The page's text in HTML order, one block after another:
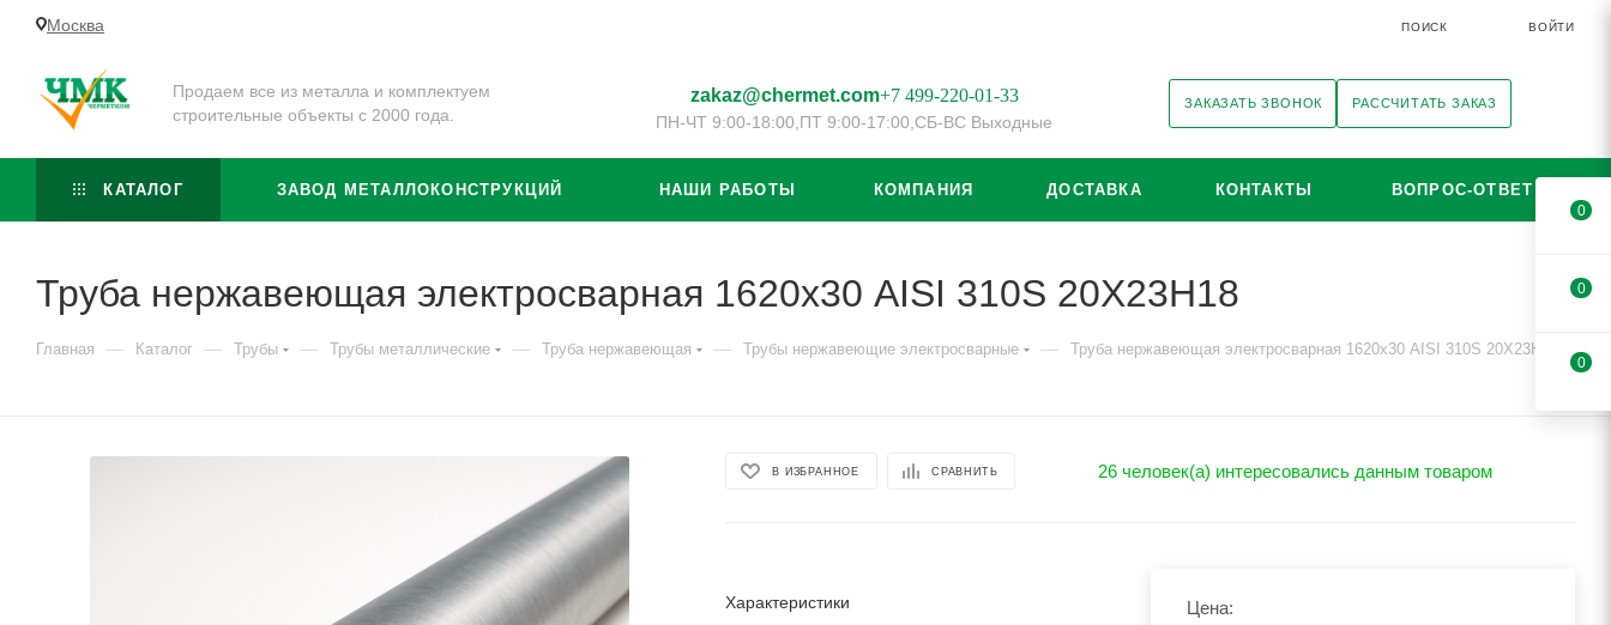
Москва ПОИСК ВОЙТИ
Продаем все из металла и комплектуем
строительные объекты с 2000 года.
zakaz@chermet.com+7 499-220-01-33
ПН-ЧТ 9:00-18:00, ПТ 9:00-17:00, СБ-ВС Выходные
ЗАКАЗАТЬ ЗВОНОК РАССЧИТАТЬ ЗАКАЗ
КАТАЛОГ ЗАВОД МЕТАЛЛОКОНСТРУКЦИЙ НАШИ РАБОТЫ КОМПАНИЯ ДОСТАВКА КОНТАКТЫ ВОПРОС-ОТВЕТ
Труба нержавеющая электросварная 1620х30 AISI 310S 20Х23Н18
Главная — Каталог — Трубы — Трубы металлические — Труба нержавеющая — Трубы нержавеющие электросварные — Труба нержавеющая электросварная 1620х30 AISI 310S 20Х23Н18
В ИЗБРАННОЕ СРАВНИТЬ 26 человек(а) интересовались данным товаром
Характеристики Цена:
0
0
0